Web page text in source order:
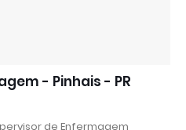
- Pinhais - PR
de Enfermagem